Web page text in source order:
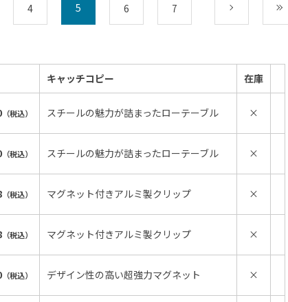
4 5 6 7
キャッチコピー 在庫
（税込） スチールの魅力が詰まったローテーブル ×
（税込） スチールの魅力が詰まったローテーブル ×
（税込） マグネット付きアルミ製クリップ ×
（税込） マグネット付きアルミ製クリップ ×
（税込） デザイン性の高い超強力マグネット ×